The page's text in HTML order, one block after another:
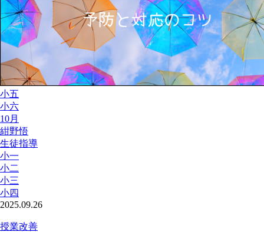
小五
小六
10月
紺野悟
生徒指導
小一
小二
小三
小四
2025.09.26
授業改善